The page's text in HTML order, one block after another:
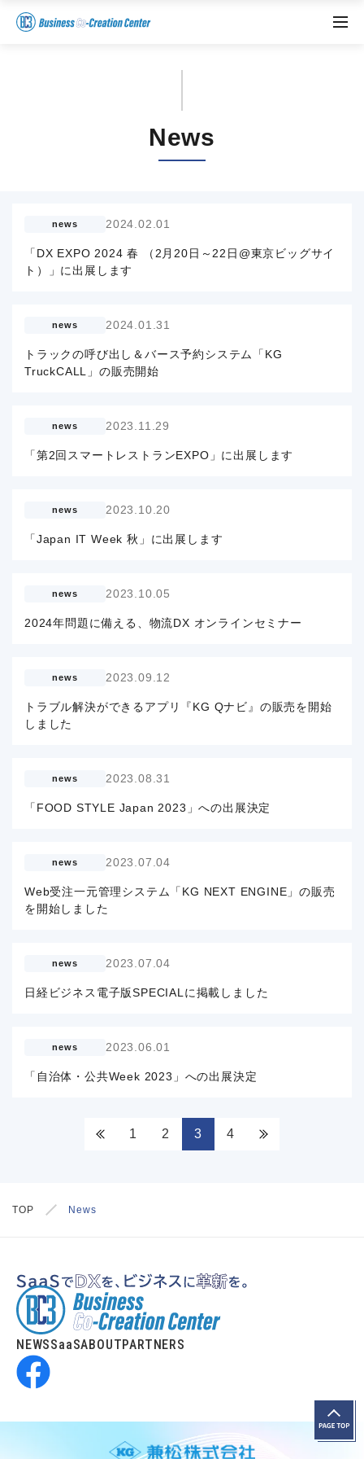
News
news 2024.02.01
「DX EXPO 2024 春 （2月20日～22日@東京ビッグサイ
ト）」に出展します
news 2024.01.31
トラックの呼び出し＆バース予約システム「KG
TruckCALL」の販売開始
news 2023.11.29
「第2回スマートレストランEXPO」に出展します
news 2023.10.20
「Japan IT Week 秋」に出展します
news 2023.10.05
2024年問題に備える、物流DX オンラインセミナー
news 2023.09.12
トラブル解決ができるアプリ『KG Qナビ』の販売を開始
しました
news 2023.08.31
「FOOD STYLE Japan 2023」への出展決定
news 2023.07.04
Web受注一元管理システム「KG NEXT ENGINE」の販売
を開始しました
news 2023.07.04
日経ビジネス電子版SPECIALに掲載しました
news 2023.06.01
「自治体・公共Week 2023」への出展決定
1 2 3 4
TOP News
NEWSSaaSABOUTPARTNERS